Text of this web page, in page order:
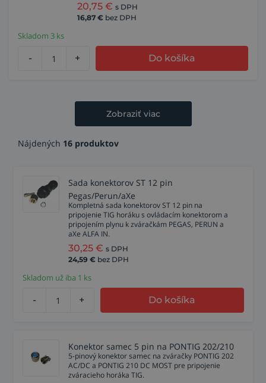
20,75 € s DPH
16,87 € bez DPH
Skladom 3 ks
- + Do košíka
Zobraziť viac
Nájdených 16 produktov
Sada konektorov ST 12 pin
Pegas/Perun/aXe
Kompletná sada konektorov ST 12 pin na
pripojenie TIG horáku s ovládacím konektorom a
pripojením plynu k zváračkám PEGAS, PERUN a
aXe ALFA IN.
30,25 € s DPH
24,59 € bez DPH
Skladom už iba 1 ks
- + Do košíka
Konektor samec 5 pin na PONTIG 202/210
5-pinový konektor samec na zváračky PONTIG 202
AC/DC a PONTIG 210 DC MOST pre pripojenie
zváracieho horáka TIG.